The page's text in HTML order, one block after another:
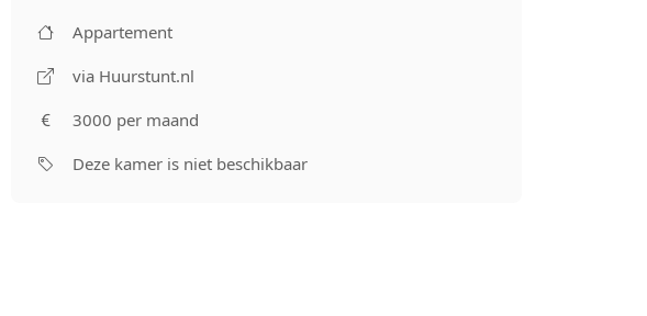
Appartement
via Huurstunt.nl
3000 per maand
Deze kamer is niet beschikbaar